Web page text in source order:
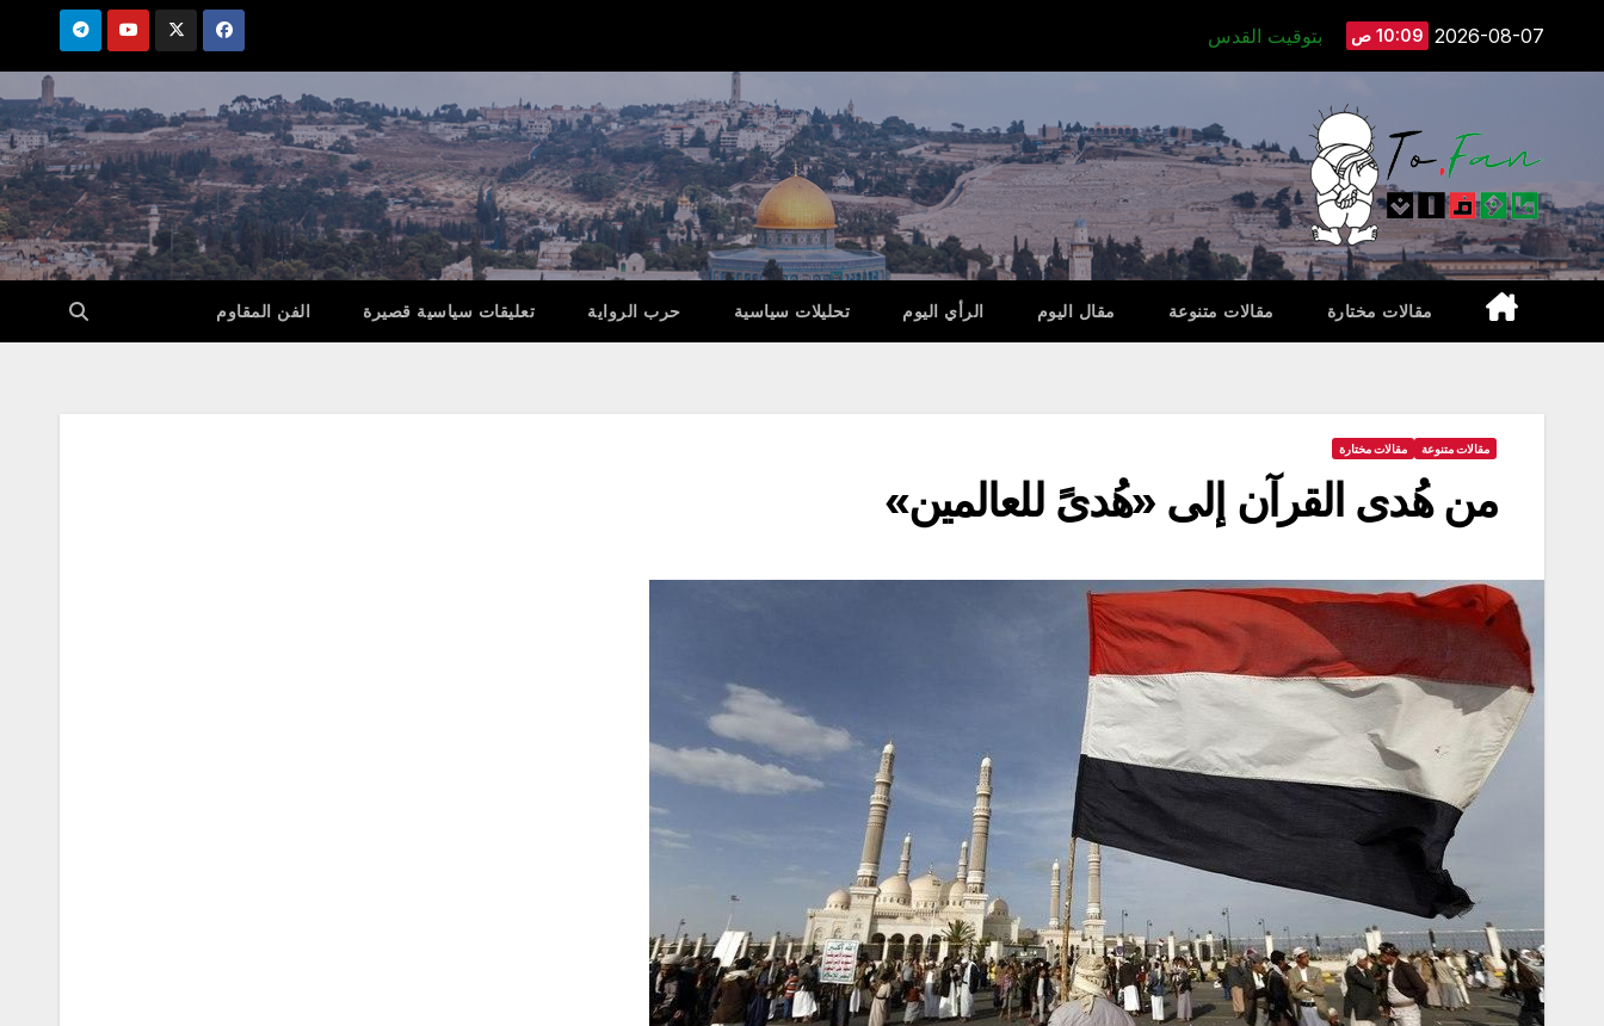
2026-08-07 10:09 ص بتوقيت القدس
مقالات مختارة مقالات متنوعة مقال اليوم الرأي اليوم تحليلات سياسية حرب الرواية تعليقات سياسية قصيرة الفن المقاوم
مقالات متنوعة مقالات مختارة
من هُدى القرآن إلى «هُدىً للعالمين»